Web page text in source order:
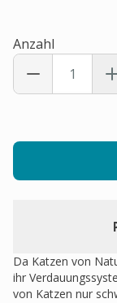
Da Katzen von
ihr
von Katzen nur
Anzahl